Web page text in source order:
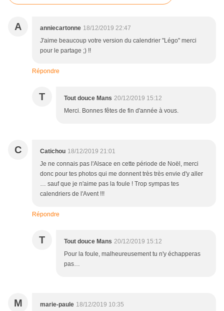
A anniecartonne 18/12/2019 22:47
J'aime beaucoup votre version du calendrier "Légo" merci
pour le partage ;) !!
Répondre
T Tout douce Mans 20/12/2019 15:12
Merci. Bonnes fêtes de fin d'année à vous.
C Catichou 18/12/2019 21:01
Je ne connais pas l'Alsace en cette période de Noël, merci
donc pour tes photos qui me donnent très très envie d'y aller
… sauf que je n'aime pas la foule ! Trop sympas tes
calendriers de l'Avent !!!
Répondre
T Tout douce Mans 20/12/2019 15:12
Pour la foule, malheureusement tu n'y échapperas
pas…
M marie-paule 18/12/2019 10:35